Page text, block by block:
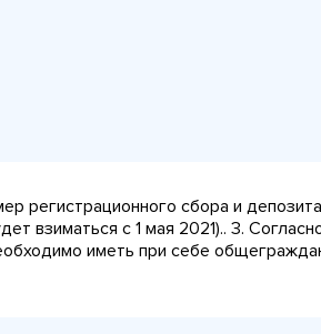
регистрационного сбора и депозита
взиматься с 1 мая 2021).. 3.
иметь при себе